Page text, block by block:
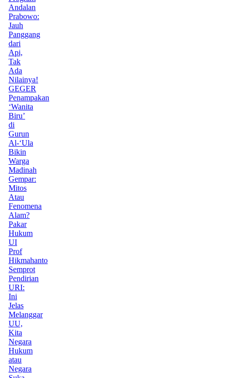
Andalan
Prabowo:
Jauh
Panggang
dari
Api,
Tak
Ada
Nilainya!
GEGER
Penampakan
‘Wanita
Biru’
di
Gurun
Al-‘Ula
Bikin
Warga
Madinah
Gempar:
Mitos
Atau
Fenomena
Alam?
Pakar
Hukum
UI
Prof
Hikmahanto
Semprot
Pendirian
URI:
Ini
Jelas
Melanggar
UU,
Kita
Negara
Hukum
atau
Negara